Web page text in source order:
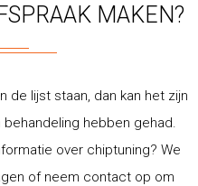
MAKEN?
de lijst staan, dan kan het zijn
hebben gehad.
over chiptuning? We
of neem contact op om